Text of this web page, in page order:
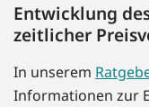
Entwicklung
zeitlicher
In unserem
Informationen zur